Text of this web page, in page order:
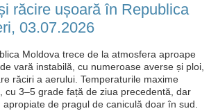
răcire ușoară în Republica
03.07.2026
Moldova trece de la atmosfera aproape
vară instabilă, cu numeroase averse și ploi,
răciri a aerului. Temperaturile maxime
cu 3–5 grade față de ziua precedentă, dar
apropiate de pragul de caniculă doar în sud.